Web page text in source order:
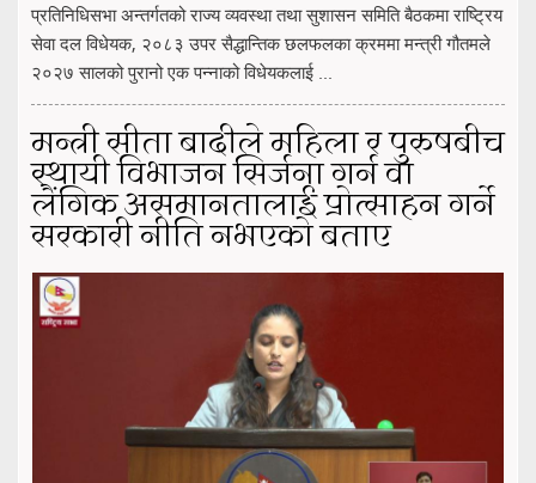
प्रतिनिधिसभा अन्तर्गतको राज्य व्यवस्था तथा सुशासन समिति बैठकमा राष्ट्रिय
सेवा दल विधेयक, २०८३ उपर सैद्धान्तिक छलफलका क्रममा मन्त्री गौतमले
२०२७ सालको पुरानो एक पन्नाको विधेयकलाई ...
मन्त्री सीता बादीले महिला र पुरुषबीच
स्थायी विभाजन सिर्जना गर्न वा
लैंगिक असमानतालाई प्रोत्साहन गर्ने
सरकारी नीति नभएको बताए